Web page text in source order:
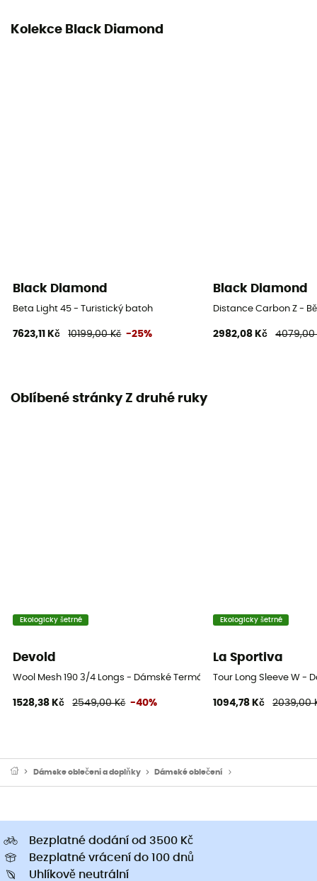
Kolekce Black Diamond
Black Diamond
Beta Light 45 - Turistický batoh
7623,11 Kč 10199,00 Kč -25%
Black Diamond
Distance Carbon Z -
2982,08 Kč 4079,00
Oblíbené stránky Z druhé ruky
Ekologicky šetrné
Devold
Wool Mesh 190 3/4 Longs - Dámské Termální Punčocháče z merino
1528,38 Kč 2549,00 Kč -40%
Ekologicky šetrné
La Sportiva
Tour Long Sleeve W -
1094,78 Kč 2039,00
Dámske oblečeni a doplňky Dámské oblečení
Bezplatné dodání od 3500 Kč
Bezplatné vrácení do 100 dnů
Uhlíkově neutrální